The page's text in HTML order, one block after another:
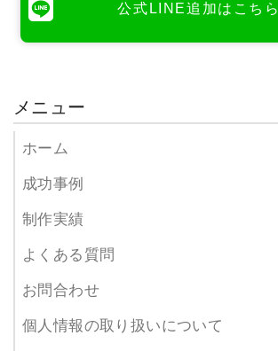
公式LINE追加はこちら
メニュー
ホーム
成功事例
制作実績
よくある質問
お問合わせ
個人情報の取り扱いについて